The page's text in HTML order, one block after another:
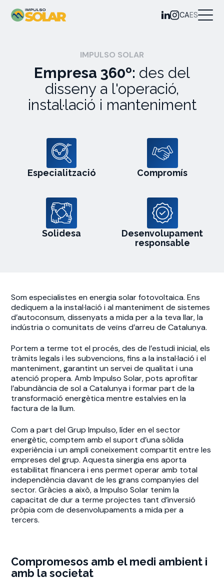
CAES
IMPULSO SOLAR
Empresa 360º: des del
disseny a l'operació,
instal·lació i manteniment
Especialització Compromís
Solidesa
Desenvolupament
responsable
Som especialistes en energia solar fotovoltaica. Ens
dediquem a la instal·lació i al manteniment de sistemes
d’autoconsum, dissenyats a mida per a la teva llar, la
indústria o comunitats de veïns d’arreu de Catalunya.
Portem a terme tot el procés, des de l’estudi inicial, els
tràmits legals i les subvencions, fins a la instal·lació i el
manteniment, garantint un servei de qualitat i una
atenció propera. Amb Impulso Solar, pots aprofitar
l’abundància de sol a Catalunya i formar part de la
transformació energètica mentre estalvies en la
factura de la llum.
Com a part del Grup Impulso, líder en el sector
energètic, comptem amb el suport d’una sòlida
experiència i un ampli coneixement compartit entre les
empreses del grup. Aquesta sinergia ens aporta
estabilitat financera i ens permet operar amb total
independència davant de les grans companyies del
sector. Gràcies a això, a Impulso Solar tenim la
capacitat de dur a terme projectes tant d’inversió
pròpia com de desenvolupaments a mida per a
tercers.
Compromesos amb el medi ambient i
amb la societat